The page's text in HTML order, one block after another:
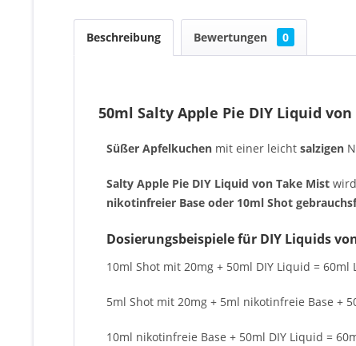
Beschreibung Bewertungen 0
50ml Salty Apple Pie DIY Liquid
Süßer Apfelkuchen mit einer leicht salzigen
Salty Apple Pie DIY Liquid von Take Mist
nikotinfreier Base oder 10ml Shot
Dosierungsbeispiele für DIY Liquids
10ml Shot mit 20mg + 50ml DIY Liquid =
5ml Shot mit 20mg + 5ml nikotinfreie Base +
10ml nikotinfreie Base + 50ml DIY Liquid =